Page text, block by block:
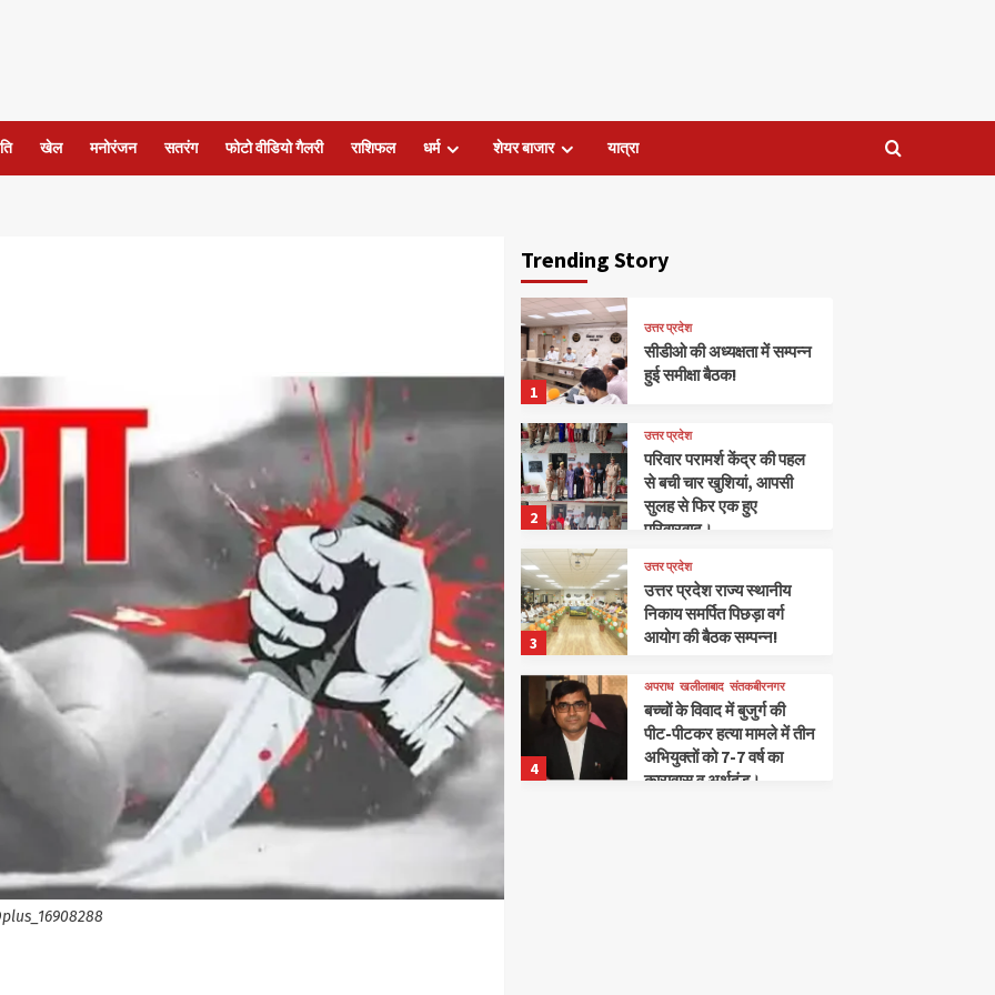
खेल मनोरंजन सतरंग फोटो वीडियो गैलरी राशिफल धर्म शेयर बाजार यात्रा
Trending Story
1
उत्तर प्रदेश
सीडीओ की अध्यक्षता में सम्पन्न
हुई समीक्षा बैठक!
2
उत्तर प्रदेश
परिवार परामर्श केंद्र की पहल
से बची चार खुशियां, आपसी
सुलह से फिर एक हुए
परिवारवाद।
3
उत्तर प्रदेश
उत्तर प्रदेश राज्य स्थानीय
निकाय समर्पित पिछड़ा वर्ग
आयोग की बैठक सम्पन्न!
4
अपराध खलीलाबाद संतकबीरनगर
बच्चों के विवाद में बुजुर्ग की
पीट-पीटकर हत्या मामले में तीन
अभियुक्तों को 7-7 वर्ष का
कारावास व अर्थदंड।